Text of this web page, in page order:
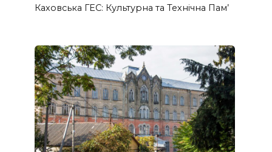
Каховська ГЕС: Культурна та Технічна Пам’